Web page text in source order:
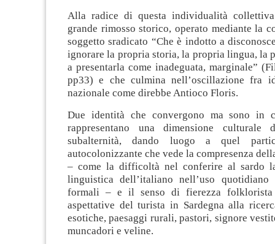
Alla radice di questa individualità
grande rimosso storico, operato mediante la
soggetto sradicato “Che è indotto a
ignorare la propria storia, la propria lingua, la
a presentarla come inadeguata, marginale”
pp33) e che culmina nell’oscillazione fra
nazionale come direbbe Antioco Floris.
Due identità che convergono ma sono in
rappresentano una dimensione culturale
subalternità, dando luogo a quel
autocolonizzante che vede la compresenza
– come la difficoltà nel conferire al sardo
linguistica dell’italiano nell’uso
formali – e il senso di fierezza
aspettative del turista in Sardegna alla
esotiche, paesaggi rurali, pastori, signore
muncadori e veline.